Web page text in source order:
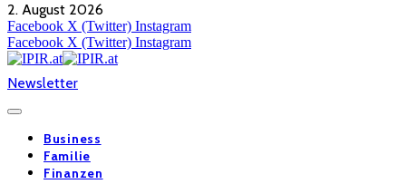
2. August 2026
Facebook X (Twitter) Instagram
Facebook X (Twitter) Instagram
Newsletter
Business
Familie
Finanzen